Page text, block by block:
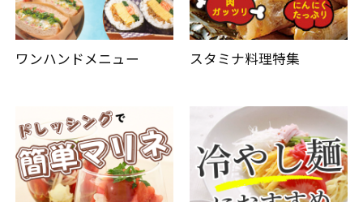
ワンハンドメニュー スタミナ料理特集